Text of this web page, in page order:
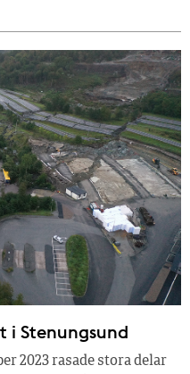
i Stenungsund
2023 rasade stora delar